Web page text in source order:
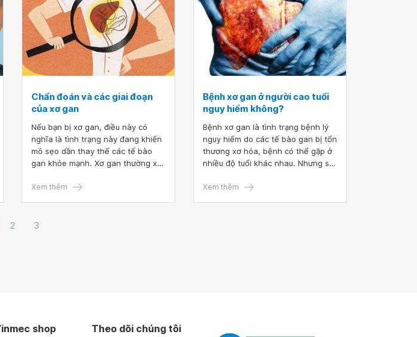
Chẩn đoán và các giai đoạn
của xơ gan
Nếu bạn bị xơ gan, điều này có
nghĩa là tình trạng này đang khiến
mô sẹo dần thay thế các tế bào
gan khỏe mạnh. Xơ gan thường xảy
trùng hoặc nghiện rượu. Những tổn
hiện và điều trị sớm, các phương
Xem thêm
Bệnh xơ gan ở người cao tuổi
nguy hiểm không?
Bệnh xơ gan là tình trạng bệnh lý
nguy hiểm do các tế bào gan bị tổn
thương xơ hóa, bệnh có thể gặp ở
nhiều độ tuổi khác nhau. Nhưng so
người cao tuổi nguy hiểm hơn do
Xem thêm
2 3
shop Theo dõi chúng tôi